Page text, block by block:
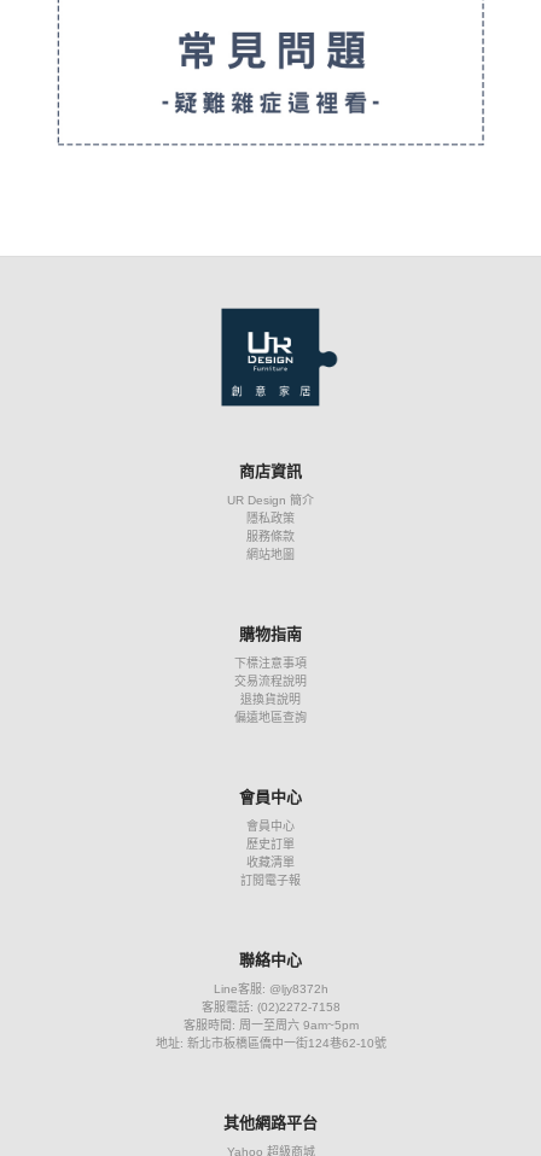
商店資訊
UR Design 簡介
隱私政策
服務條款
網站地圖
購物指南
下標注意事項
交易流程說明
退換貨說明
偏遠地區查詢
會員中心
會員中心
歷史訂單
收藏清單
訂閱電子報
聯絡中心
Line客服: @ljy8372h
客服電話: (02)2272-7158
客服時間: 周一至周六 9am~5pm
地址: 新北市板橋區僑中一街124巷62-10號
其他網路平台
Yahoo 超級商城